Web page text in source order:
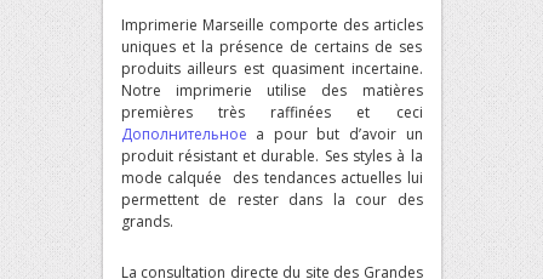
Imprimerie Marseille comporte des articles
uniques et la présence de certains de ses
produits ailleurs est quasiment incertaine.
Notre imprimerie utilise des matières
premières très raffinées et ceci
Дополнительное a pour but d’avoir un
produit résistant et durable. Ses styles à la
mode calquée des tendances actuelles lui
permettent de rester dans la cour des
grands.
La consultation directe du site des Grandes